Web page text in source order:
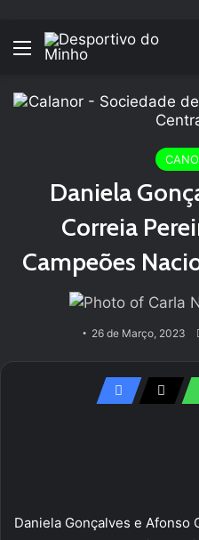
Menu
Daniela
Correia
Campeões
26 de Março, 2023
Daniela Gonçalves e Afonso